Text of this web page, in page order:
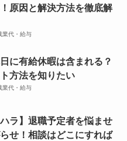
原因と解決方法を徹底解
業代・給与
に有給休暇は含まれる？
方法を知りたい
業代・給与
ハラ】退職予定者を悩ませ
せ！相談はどこにすれば